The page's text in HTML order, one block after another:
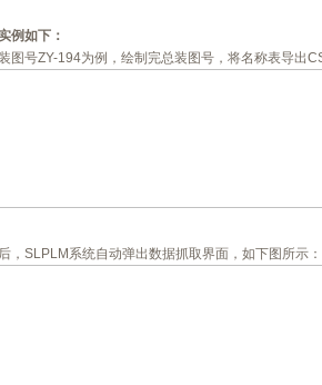
例如下：
图号ZY-194为例，绘制完总装图号，将名称表导出
，SLPLM系统自动弹出数据抓取界面，如下图所示：